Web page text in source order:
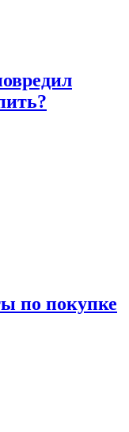
по покупке